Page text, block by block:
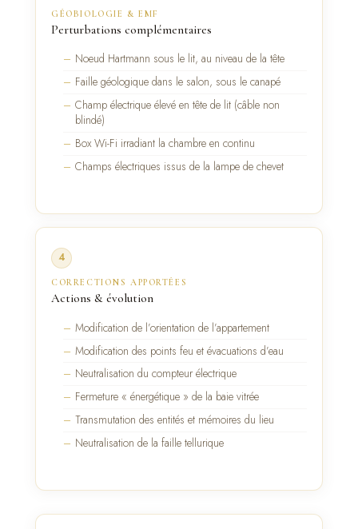
GÉOBIOLOGIE & EMF
Perturbations complémentaires
Noeud Hartmann sous le lit, au niveau de la tête
Faille géologique dans le salon, sous le canapé
Champ électrique élevé en tête de lit (câble non
blindé)
Box Wi-Fi irradiant la chambre en continu
Champs électriques issus de la lampe de chevet
4
CORRECTIONS APPORTÉES
Actions & évolution
Modification de l’orientation de l’appartement
Modification des points feu et évacuations d’eau
Neutralisation du compteur électrique
Fermeture « énergétique » de la baie vitrée
Transmutation des entités et mémoires du lieu
Neutralisation de la faille tellurique